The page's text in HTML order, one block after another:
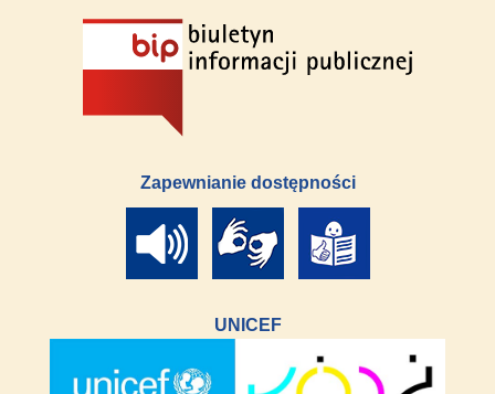
Zapewnianie dostępności
UNICEF